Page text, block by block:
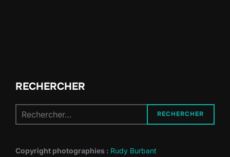
RECHERCHER
pour :
RECHERCHER
Copyright photographies : Rudy Burbant